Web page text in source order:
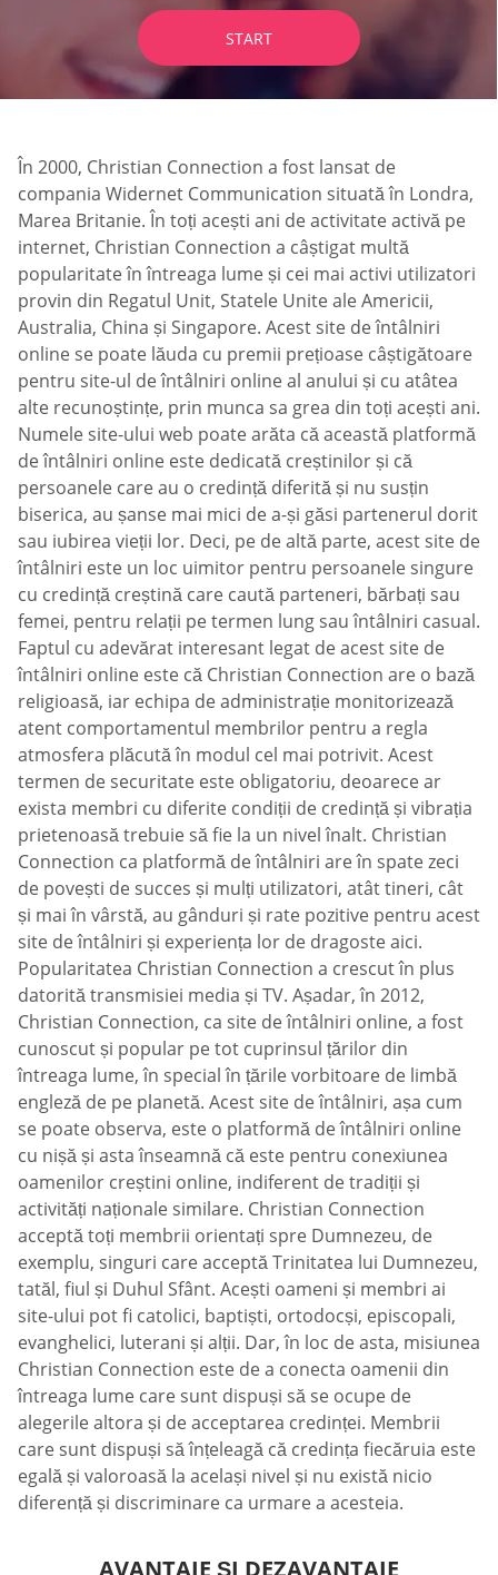
START
În 2000, Christian Connection a fost lansat de
compania Widernet Communication situată în Londra,
Marea Britanie. În toți acești ani de activitate activă pe
internet, Christian Connection a câștigat multă
popularitate în întreaga lume și cei mai activi utilizatori
provin din Regatul Unit, Statele Unite ale Americii,
Australia, China și Singapore. Acest site de întâlniri
online se poate lăuda cu premii prețioase câștigătoare
pentru site-ul de întâlniri online al anului și cu atâtea
alte recunoștințe, prin munca sa grea din toți acești ani.
Numele site-ului web poate arăta că această platformă
de întâlniri online este dedicată creștinilor și că
persoanele care au o credință diferită și nu susțin
biserica, au șanse mai mici de a-și găsi partenerul dorit
sau iubirea vieții lor. Deci, pe de altă parte, acest site de
întâlniri este un loc uimitor pentru persoanele singure
cu credință creștină care caută parteneri, bărbați sau
femei, pentru relații pe termen lung sau întâlniri casual.
Faptul cu adevărat interesant legat de acest site de
întâlniri online este că Christian Connection are o bază
religioasă, iar echipa de administrație monitorizează
atent comportamentul membrilor pentru a regla
atmosfera plăcută în modul cel mai potrivit. Acest
termen de securitate este obligatoriu, deoarece ar
exista membri cu diferite condiții de credință și vibrația
prietenoasă trebuie să fie la un nivel înalt. Christian
Connection ca platformă de întâlniri are în spate zeci
de povești de succes și mulți utilizatori, atât tineri, cât
și mai în vârstă, au gânduri și rate pozitive pentru acest
site de întâlniri și experiența lor de dragoste aici.
Popularitatea Christian Connection a crescut în plus
datorită transmisiei media și TV. Așadar, în 2012,
Christian Connection, ca site de întâlniri online, a fost
cunoscut și popular pe tot cuprinsul țărilor din
întreaga lume, în special în țările vorbitoare de limbă
engleză de pe planetă. Acest site de întâlniri, așa cum
se poate observa, este o platformă de întâlniri online
cu nișă și asta înseamnă că este pentru conexiunea
oamenilor creștini online, indiferent de tradiții și
activități naționale similare. Christian Connection
acceptă toți membrii orientați spre Dumnezeu, de
exemplu, singuri care acceptă Trinitatea lui Dumnezeu,
tatăl, fiul și Duhul Sfânt. Acești oameni și membri ai
site-ului pot fi catolici, baptiști, ortodocși, episcopali,
evanghelici, luterani și alții. Dar, în loc de asta, misiunea
Christian Connection este de a conecta oamenii din
întreaga lume care sunt dispuși să se ocupe de
alegerile altora și de acceptarea credinței. Membrii
care sunt dispuși să înțeleagă că credința fiecăruia este
egală și valoroasă la același nivel și nu există nicio
diferență și discriminare ca urmare a acesteia.
AVANTAJE ȘI DEZAVANTAJE